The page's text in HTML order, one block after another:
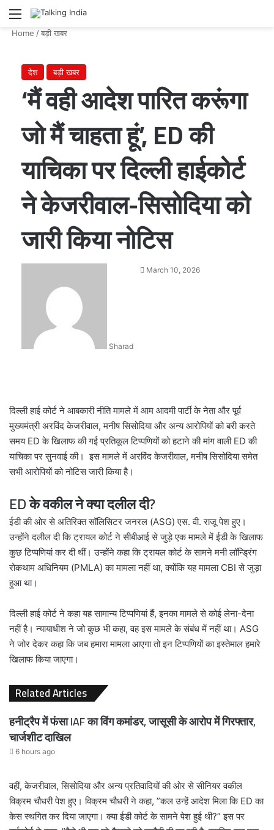
Menu
Home /बड़ी खबर
देश बड़ी खबर
‘मैं वही आदेश पारित करूंगा
जो मैं चाहता हूं’, ED की
याचिका पर दिल्ली हाईकोर्ट
ने केजरीवाल-सिसोदिया को
जारी किया नोटिस
Sharad
SendMarch 10, 2026
दिल्ली हाई कोर्ट ने आबकारी नीति मामले में आम आदमी पार्टी के नेता और पूर्व
मुख्यमंत्री अरविंद केजरीवाल, मनीष सिसोदिया और अन्य आरोपियों को बरी करते
समय ED के खिलाफ की गई प्रतिकूल टिप्पणियों को हटाने की मांग वाली ED की
याचिका पर सुनवाई की। इस मामले में अरविंद केजरीवाल, मनीष सिसोदिया समेत
सभी आरोपियों को नोटिस जारी किया है।
ED के वकील ने क्या दलील दी?
ईडी की ओर से अतिरिक्त सॉलिसिटर जनरल (ASG) एस. वी. राजू पेश हुए।
उन्होंने दलील दी कि ट्रायल कोर्ट ने सीबीआई से जुड़े एक मामले में ईडी के खिलाफ
कुछ टिप्पणियां कर दी थीं। उन्होंने कहा कि ट्रायल कोर्ट के सामने मनी लॉन्ड्रिंग
रोकथाम अधिनियम (PMLA) का मामला नहीं था, क्योंकि यह मामला CBI से जुड़ा
हुआ था।
दिल्ली हाई कोर्ट ने कहा यह सामान्य टिप्पणियां हैं, इनका मामले से कोई लेना-देना
नहीं है। न्यायाधीश ने जो कुछ भी कहा, वह इस मामले के संबंध में नहीं था। ASG
ने जोर देकर कहा कि जब हमारा मामला आएगा तो इन टिप्पणियों का इस्तेमाल हमारे
खिलाफ किया जाएगा।
Related Articles
हनीट्रैप में फंसा IAF का विंग कमांडर, जासूसी के आरोप में गिरफ्तार,
चार्जशीट दाखिल
6 hours ago
वहीं, केजरीवाल, सिसोदिया और अन्य प्रतिवादियों की ओर से सीनियर वकील
विक्रम चौधरी पेश हुए। विक्रम चौधरी ने कहा, ”कल उन्हें आदेश मिला कि ED का
केस स्थगित कर दिया जाएगा। क्या ईडी कोर्ट के सामने पेश हुई थी?” इस पर